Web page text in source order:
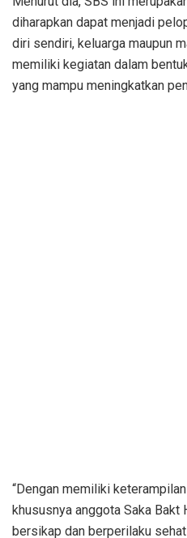
diharapkan dapat menjadi
diri sendiri, keluarga maupun
memiliki kegiatan dalam
yang mampu meningkatkan
“Dengan memiliki
khususnya anggota Saka Bakt
bersikap dan berperilaku